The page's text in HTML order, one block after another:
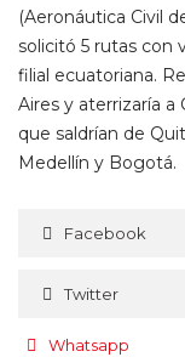
(Aeronáutica Civil
solicitó 5 rutas con
filial ecuatoriana.
Aires y aterrizaría a
que saldrían de
Medellín y Bogotá.
Facebook
Twitter
Whatsapp